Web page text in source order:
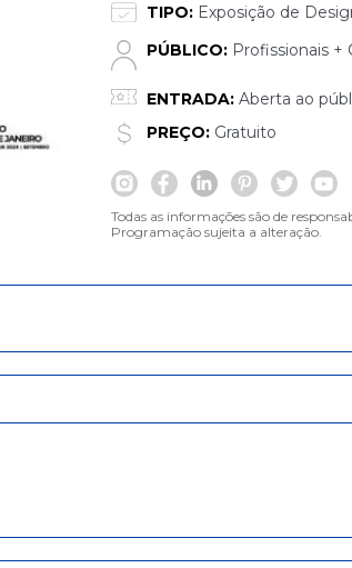
TIPO: Exposição de
PÚBLICO: Profissionais +
ENTRADA: Aberta ao
PREÇO: Gratuito
Todas as informações são de
Programação sujeita a alteração.